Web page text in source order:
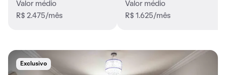
Valor médio
R$ 2.475/mês
Valor médio
R$ 1.625/mês
Exclusivo